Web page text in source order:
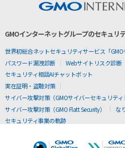
GMOインターネットグループのセキュリ
世界初総合ネットセキュリティサービス「GMO
パスワード漏洩診断
Webサイトリスク診断
セキュリティ相談AIチャットボット
実在証明・盗聴対策
サイバー攻撃対策（GMOサイバーセキュリティ
サイバー攻撃対策（GMO Flatt Security）
な
セキュリティ事業の軌跡